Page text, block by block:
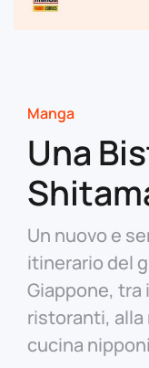
Manga
Una
Un nuovo e
itinerario del
Giappone, tra
ristoranti, alla
cucina